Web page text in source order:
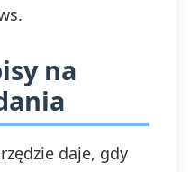
na
daje, gdy